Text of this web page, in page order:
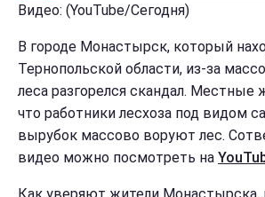
Видео: (YouTube/Сегодня)
В городе Монастырск, который
Тернопольской области, из-за
леса разгорелся скандал. Местные
что работники лесхоза под видом
вырубок массово воруют лес.
видео можно посмотреть на